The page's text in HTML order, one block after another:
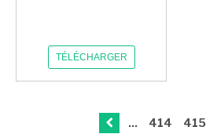
TÉLÉCHARGER
... 414 415